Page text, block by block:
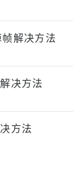
解决方法
决方法
方法